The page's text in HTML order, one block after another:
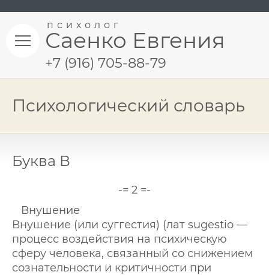
Саенко Евгения
психолог
+7 (916) 705-88-79
Психологический словарь
Буква В
-= 2 =-
Внушение
Внушение (или суггестия) (лат sugestio —
процесс воздействия на психическую
сферу человека, связанный со снижением
сознательности и критичности при